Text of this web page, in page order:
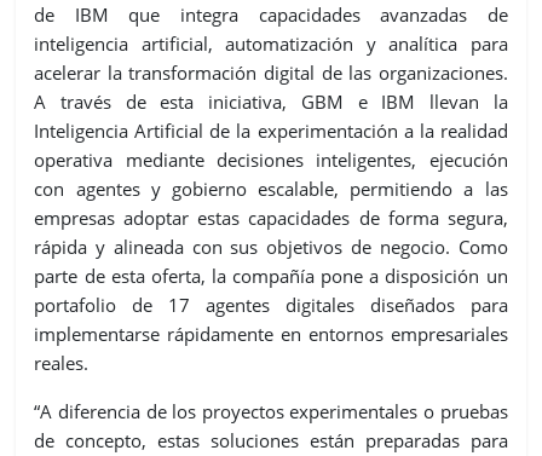
de IBM que integra capacidades avanzadas de
inteligencia artificial, automatización y analítica para
acelerar la transformación digital de las organizaciones.
A través de esta iniciativa, GBM e IBM llevan la
Inteligencia Artificial de la experimentación a la realidad
operativa mediante decisiones inteligentes, ejecución
con agentes y gobierno escalable, permitiendo a las
empresas adoptar estas capacidades de forma segura,
rápida y alineada con sus objetivos de negocio. Como
parte de esta oferta, la compañía pone a disposición un
portafolio de 17 agentes digitales diseñados para
implementarse rápidamente en entornos empresariales
reales.
“A diferencia de los proyectos experimentales o pruebas
de concepto, estas soluciones están preparadas para